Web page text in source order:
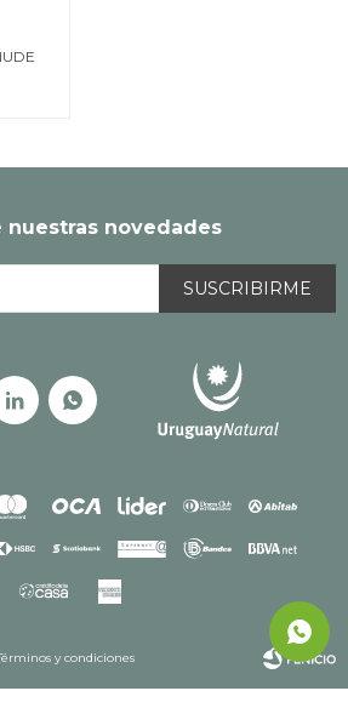
nuestras novedades
SUSCRIBIRME
 
y condiciones